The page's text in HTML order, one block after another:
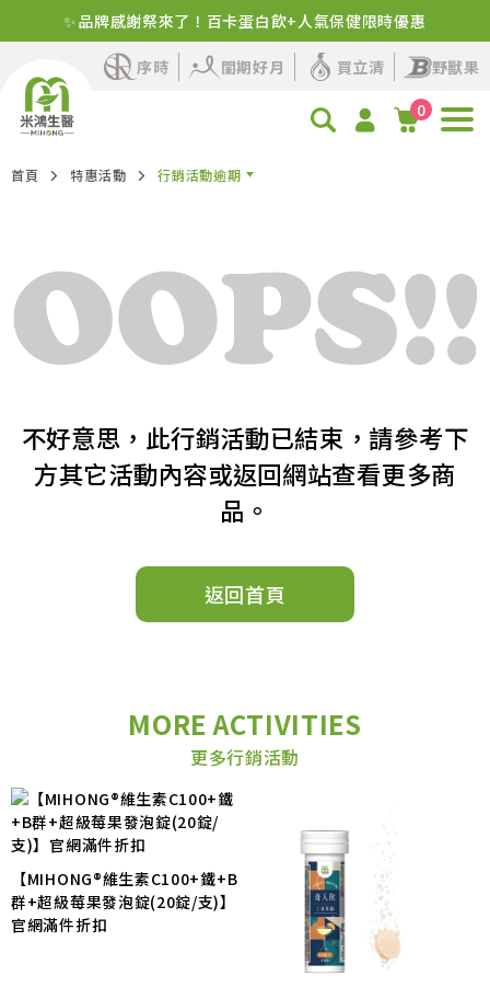
✨品牌感謝祭來了！百卡蛋白飲+人氣保健限時優惠
序時 閨期好月 買立清
野獸果
0
首頁 特惠活動 行銷活動逾期
不好意思，此行銷活動已結束，請參考下
方其它活動內容或返回網站查看更多商
品。
返回首頁
MORE ACTIVITIES
更多行銷活動
【MIHONG®維生素C100+鐵+B
群+超級莓果發泡錠(20錠/支)】
官網滿件折扣